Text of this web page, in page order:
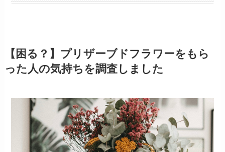
【困る？】プリザーブドフラワーをもら
った人の気持ちを調査しました